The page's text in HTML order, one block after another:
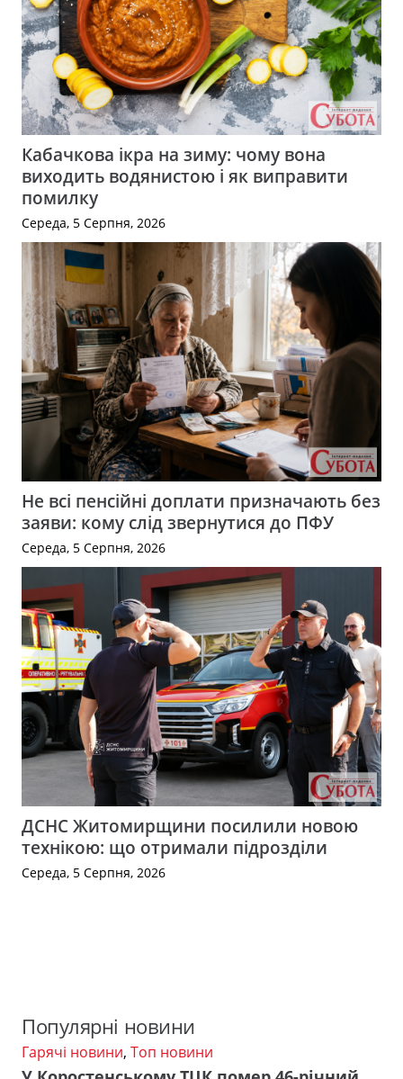
Кабачкова ікра на зиму: чому вона
виходить водянистою і як виправити
помилку
Середа, 5 Серпня, 2026
Не всі пенсійні доплати призначають без
заяви: кому слід звернутися до ПФУ
Середа, 5 Серпня, 2026
ДСНС Житомирщини посилили новою
технікою: що отримали підрозділи
Середа, 5 Серпня, 2026
Популярні новини
Гарячі новини, Топ новини